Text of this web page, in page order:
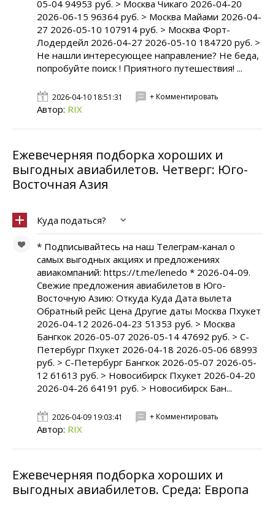
05-04 94953 руб. > Москва Чикаго 2026-04-20
2026-06-15 96364 руб. > Москва Майами 2026-04-
27 2026-05-10 107914 руб. > Москва Форт-
Лодердейл 2026-04-27 2026-05-10 184720 руб. >
Не нашли интересующее направление? Не беда,
попробуйте поиск ! Приятного путешествия! ...
2026-04-10 18:51:31 + Комментировать
Автор: RIX
Ежевечерняя подборка хороших и
выгодных авиабилетов. Четверг: Юго-
Восточная Азия
Куда податься?
* Подписывайтесь на наш Телеграм-канал о
самых выгодных акциях и предложениях
авиакомпаний: https://t.me/lenedo * 2026-04-09.
Свежие предложения авиабилетов в Юго-
Восточную Азию: Откуда Куда Дата вылета
Обратный рейс Цена Другие даты Москва Пхукет
2026-04-12 2026-04-23 51353 руб. > Москва
Бангкок 2026-05-07 2026-05-14 47692 руб. > С-
Петербург Пхукет 2026-04-18 2026-05-06 68993
руб. > С-Петербург Бангкок 2026-05-07 2026-05-
12 61613 руб. > Новосибирск Пхукет 2026-04-20
2026-04-26 64191 руб. > Новосибирск Бан...
2026-04-09 19:03:41 + Комментировать
Автор: RIX
Ежевечерняя подборка хороших и
выгодных авиабилетов. Среда: Европа